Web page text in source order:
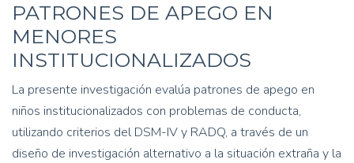
PATRONES DE APEGO EN
MENORES
INSTITUCIONALIZADOS
La presente investigación evalúa patrones de apego en
niños institucionalizados con problemas de conducta,
utilizando criterios del DSM-IV y RADQ, a través de un
diseño de investigación alternativo a la situación extraña y la